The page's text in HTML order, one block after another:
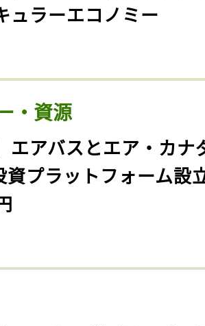
ュラーエコノミー
・資源
エアバスとエア・カナ
資プラットフォーム設